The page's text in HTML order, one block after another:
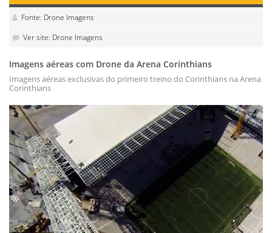
Fonte: Drone Imagens
Ver site: Drone Imagens
Imagens aéreas com Drone da Arena Corinthians
Imagens aéreas exclusivas do primeiro treino do Corinthians na Arena
Corinthians